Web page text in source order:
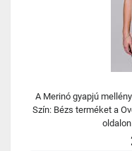
A Merinó gyapjú
Szín: Bézs terméket a